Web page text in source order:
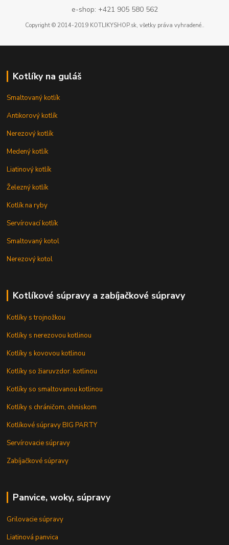
e-shop: +421 905 580 562
Copyright © 2014-2019 KOTLIKYSHOP.sk, všetky práva vyhradené..
Kotlíky na guláš
Smaltovaný kotlík
Antikorový kotlík
Nerezový kotlík
Medený kotlík
Liatinový kotlík
Železný kotlík
Kotlík na ryby
Servírovací kotlík
Smaltovaný kotol
Nerezový kotol
Kotlíkové súpravy a zabíjačkové súpravy
Kotlíky s trojnožkou
Kotlíky s nerezovou kotlinou
Kotlíky s kovovou kotlinou
Kotlíky so žiaruvzdor. kotlinou
Kotlíky so smaltovanou kotlinou
Kotlíky s chráničom, ohniskom
Kotlíkové súpravy BIG PARTY
Servírovacie súpravy
Zabíjačkové súpravy
Panvice, woky, súpravy
Grilovacie súpravy
Liatinová panvica